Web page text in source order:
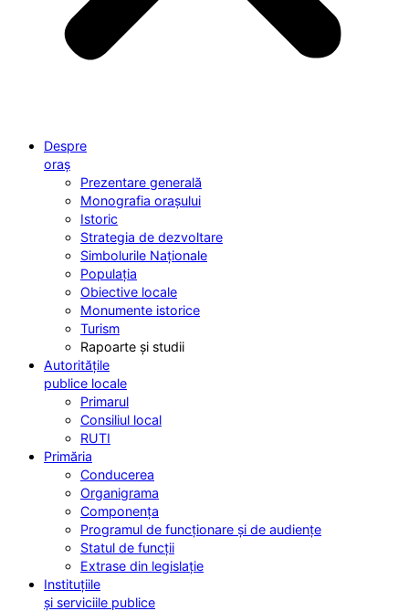
Despre
oraș
Prezentare generală
Monografia orașului
Istoric
Strategia de dezvoltare
Simbolurile Naționale
Populația
Obiective locale
Monumente istorice
Turism
Rapoarte și studii
Autoritățile
publice locale
Primarul
Consiliul local
RUTI
Primăria
Conducerea
Organigrama
Componența
Programul de funcționare și de audiențe
Statul de funcții
Extrase din legislație
Instituțiile
și serviciile publice